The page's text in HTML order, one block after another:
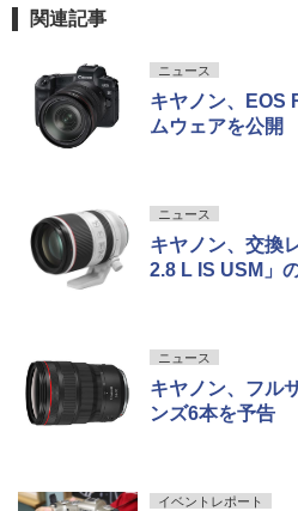
関連記事
ニュース
キヤノン、EOS
ムウェアを公開
ニュース
キヤノン、交換
2.8 L IS USM」
ニュース
キヤノン、フル
ンズ6本を予告
イベントレポート